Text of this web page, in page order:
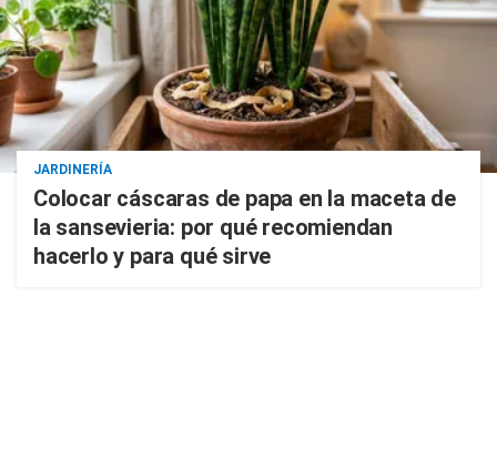
JARDINERÍA
Colocar cáscaras de papa en la maceta de
la sansevieria: por qué recomiendan
hacerlo y para qué sirve